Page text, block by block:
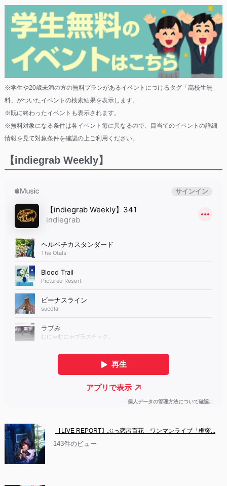
※学生や20歳未満の方の無料プランがあるイベントにつけるタグ「高校生無
料」がついたイベントの検索結果を表示します。
※既に終わったイベントも表示されます。
※無料対象になる条件は各イベント毎に異なるので、目当てのイベントの詳細
情報を見て対象条件を確認の上ご利用ください。
【indiegrab Weekly】
【LIVE REPORT】ぶっ恋呂百花　ワンマンライブ「楯突...
143件のビュー